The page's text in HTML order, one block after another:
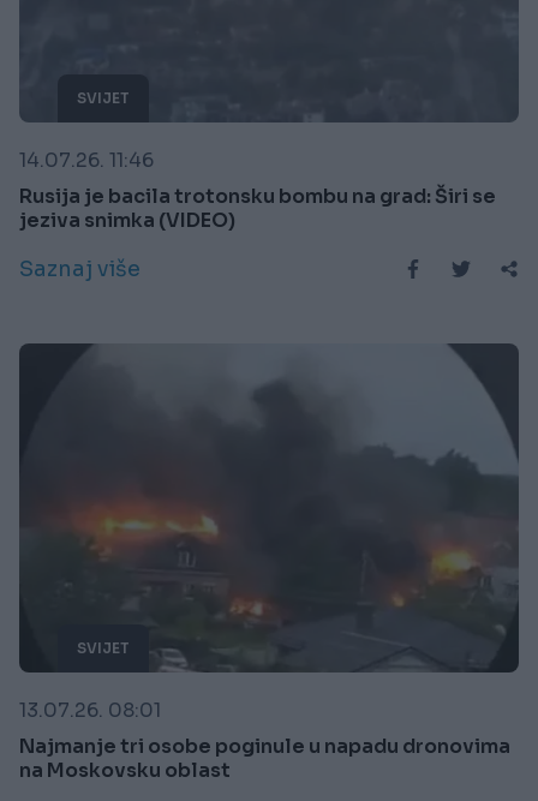
SVIJET
14.07.26. 11:46
Rusija je bacila trotonsku bombu na grad: Širi se
jeziva snimka (VIDEO)
Saznaj više
SVIJET
13.07.26. 08:01
Najmanje tri osobe poginule u napadu dronovima
na Moskovsku oblast